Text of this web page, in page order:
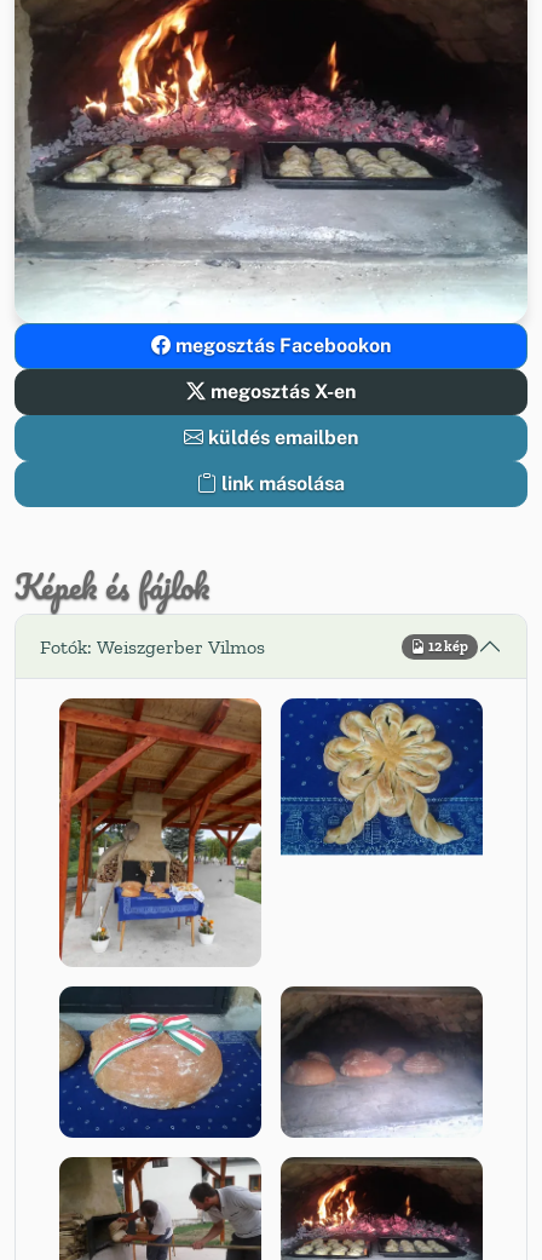
megosztás Facebookon
megosztás X-en
küldés emailben
link másolása
Képek és fájlok
Fotók: Weiszgerber Vilmos 12 kép